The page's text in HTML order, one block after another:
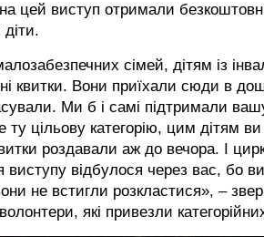
цей виступ отримали
діти.
сімей, дітям із
квитки. Вони приїхали сюди в
Ми б і самі підтримали
ту цільову категорію, цим дітям
роздавали аж до вечора. І
виступу відбулося через вас, бо
не встигли розкластися», –
волонтери, які привезли